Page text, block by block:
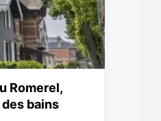
Romerel,
bains